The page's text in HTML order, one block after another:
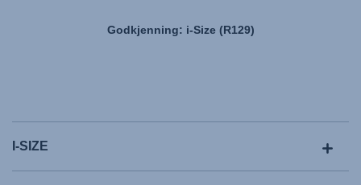
Godkjenning: i-Size (R129)
I-SIZE